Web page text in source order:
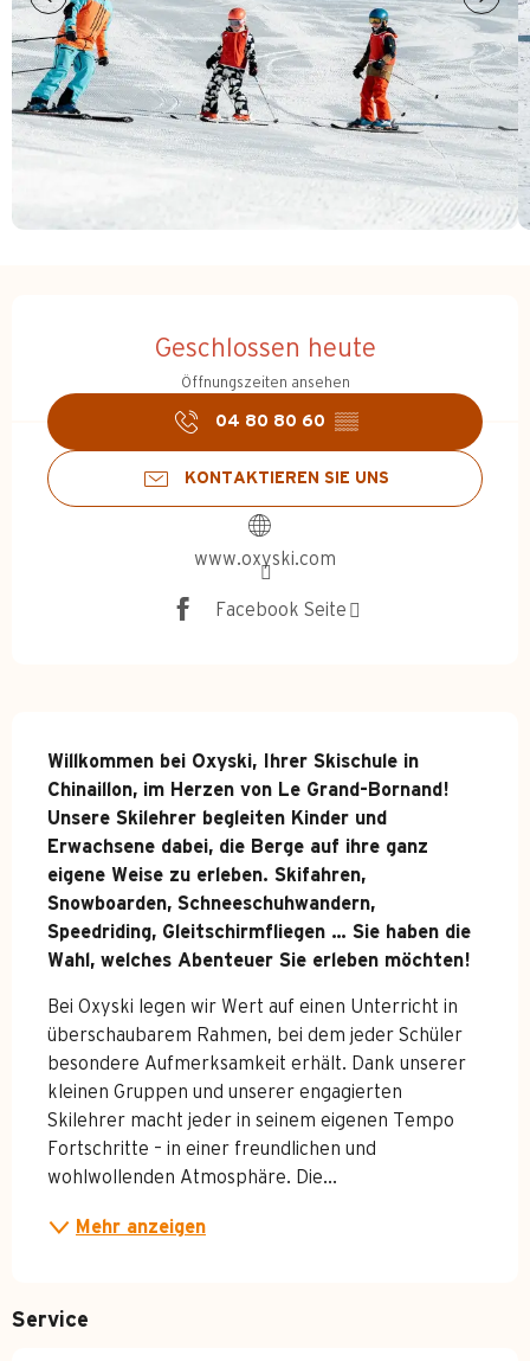
Geschlossen heute
Öffnungszeiten ansehen
04 80 80 60 ▒▒
KONTAKTIEREN SIE UNS
www.oxyski.com
Facebook Seite
Willkommen bei Oxyski, Ihrer Skischule in
Chinaillon, im Herzen von Le Grand-Bornand!
Unsere Skilehrer begleiten Kinder und
Erwachsene dabei, die Berge auf ihre ganz
eigene Weise zu erleben. Skifahren,
Snowboarden, Schneeschuhwandern,
Speedriding, Gleitschirmfliegen … Sie haben die
Wahl, welches Abenteuer Sie erleben möchten!
Bei Oxyski legen wir Wert auf einen Unterricht in
überschaubarem Rahmen, bei dem jeder Schüler
besondere Aufmerksamkeit erhält. Dank unserer
kleinen Gruppen und unserer engagierten
Skilehrer macht jeder in seinem eigenen Tempo
Fortschritte – in einer freundlichen und
wohlwollenden Atmosphäre. Die...
Mehr anzeigen
Service